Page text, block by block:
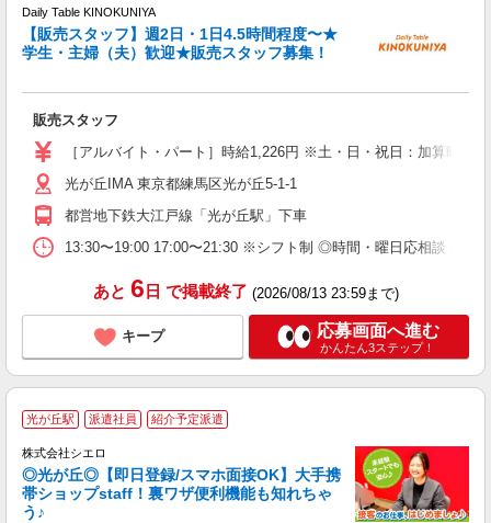
Daily Table KINOKUNIYA
【販売スタッフ】週2日・1日4.5時間程度〜★
学生・主婦（夫）歓迎★販売スタッフ募集！
販売スタッフ
［アルバイト・パート］時給1,226円 ※土・日・祝日：加算時給
光が丘IMA 東京都練馬区光が丘5-1-1
都営地下鉄大江戸線「光が丘駅」下車
13:30〜19:00 17:00〜21:30 ※シフト制 ◎時間・曜日応相談 ◎1日
あと 6 日 で掲載終了 (2026/08/13 23:59まで)
キープ 応募画面へ進む
かんたん3ステップ！
光が丘駅 派遣社員 紹介予定派遣
株式会社シエロ
◎光が丘◎【即日登録/スマホ面接OK】大手携
帯ショップstaff！裏ワザ便利機能も知れちゃ
う♪